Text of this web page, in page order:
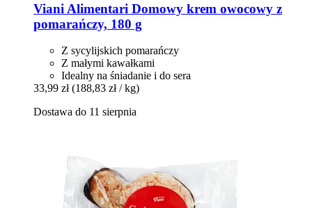
Viani Alimentari Domowy krem ​​owocowy z
pomarańczy, 180 g
Z sycylijskich pomarańczy
Z małymi kawałkami
Idealny na śniadanie i do sera
33,99 zł (188,83 zł / kg)
Dostawa do 11 sierpnia